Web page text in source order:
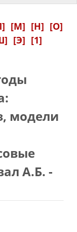
[М] [Н] [О]
[Э] [1]
модели
А.Б. -